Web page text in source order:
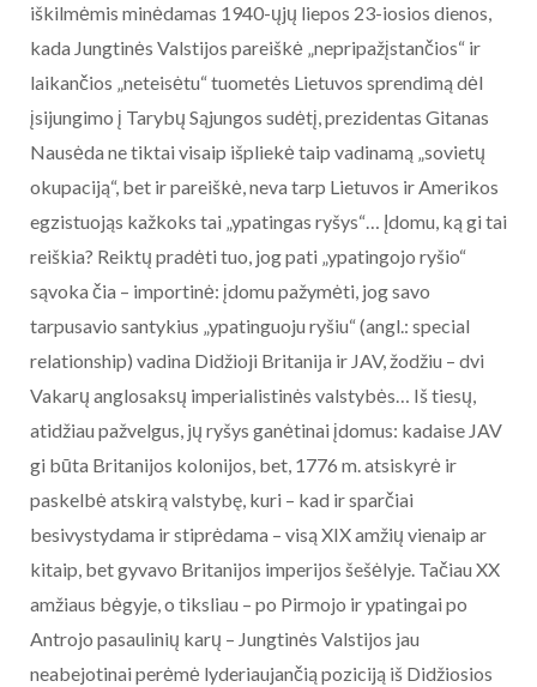
iškilmėmis minėdamas 1940-ųjų liepos 23-iosios dienos,
kada Jungtinės Valstijos pareiškė „nepripažįstančios“ ir
laikančios „neteisėtu“ tuometės Lietuvos sprendimą dėl
įsijungimo į Tarybų Sąjungos sudėtį, prezidentas Gitanas
Nausėda ne tiktai visaip išpliekė taip vadinamą „sovietų
okupaciją“, bet ir pareiškė, neva tarp Lietuvos ir Amerikos
egzistuojąs kažkoks tai „ypatingas ryšys“… Įdomu, ką gi tai
reiškia? Reiktų pradėti tuo, jog pati „ypatingojo ryšio“
sąvoka čia – importinė: įdomu pažymėti, jog savo
tarpusavio santykius „ypatinguoju ryšiu“ (angl.: special
relationship) vadina Didžioji Britanija ir JAV, žodžiu – dvi
Vakarų anglosaksų imperialistinės valstybės… Iš tiesų,
atidžiau pažvelgus, jų ryšys ganėtinai įdomus: kadaise JAV
gi būta Britanijos kolonijos, bet, 1776 m. atsiskyrė ir
paskelbė atskirą valstybę, kuri – kad ir sparčiai
besivystydama ir stiprėdama – visą XIX amžių vienaip ar
kitaip, bet gyvavo Britanijos imperijos šešėlyje. Tačiau XX
amžiaus bėgyje, o tiksliau – po Pirmojo ir ypatingai po
Antrojo pasaulinių karų – Jungtinės Valstijos jau
neabejotinai perėmė lyderiaujančią poziciją iš Didžiosios